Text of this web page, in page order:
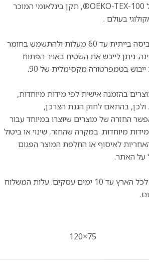
שטיחם אלו זכו בתקן של OEKO-TEX-100®️, תקן בינלאומי המוכר
בעולם .
מומלץ לכבס במכונת כביסה בייתית עד 60 מעלות ולהתשמש בחומר
ניתן לייבש את השטיח באויר הפתוח
בטמפרטורה מקסימלית של 90.
בהזמנה אישית לפי מידות מיוחדות,
ולכן, בהתאם לחוק הגנת הצרכן,
,לא תתאפשר החזרה של מוצרים שיוצרו במיוחד עבור
מיוחדות. במקרה שהחזר, שינוי או ביטול
לאיסוף או החלפת המוצר הפגום
על האתר.
המשלוחים שלנו מגיעים לכל הארץ עד 10 ימים עסקים. עלות המשלוח
75×120